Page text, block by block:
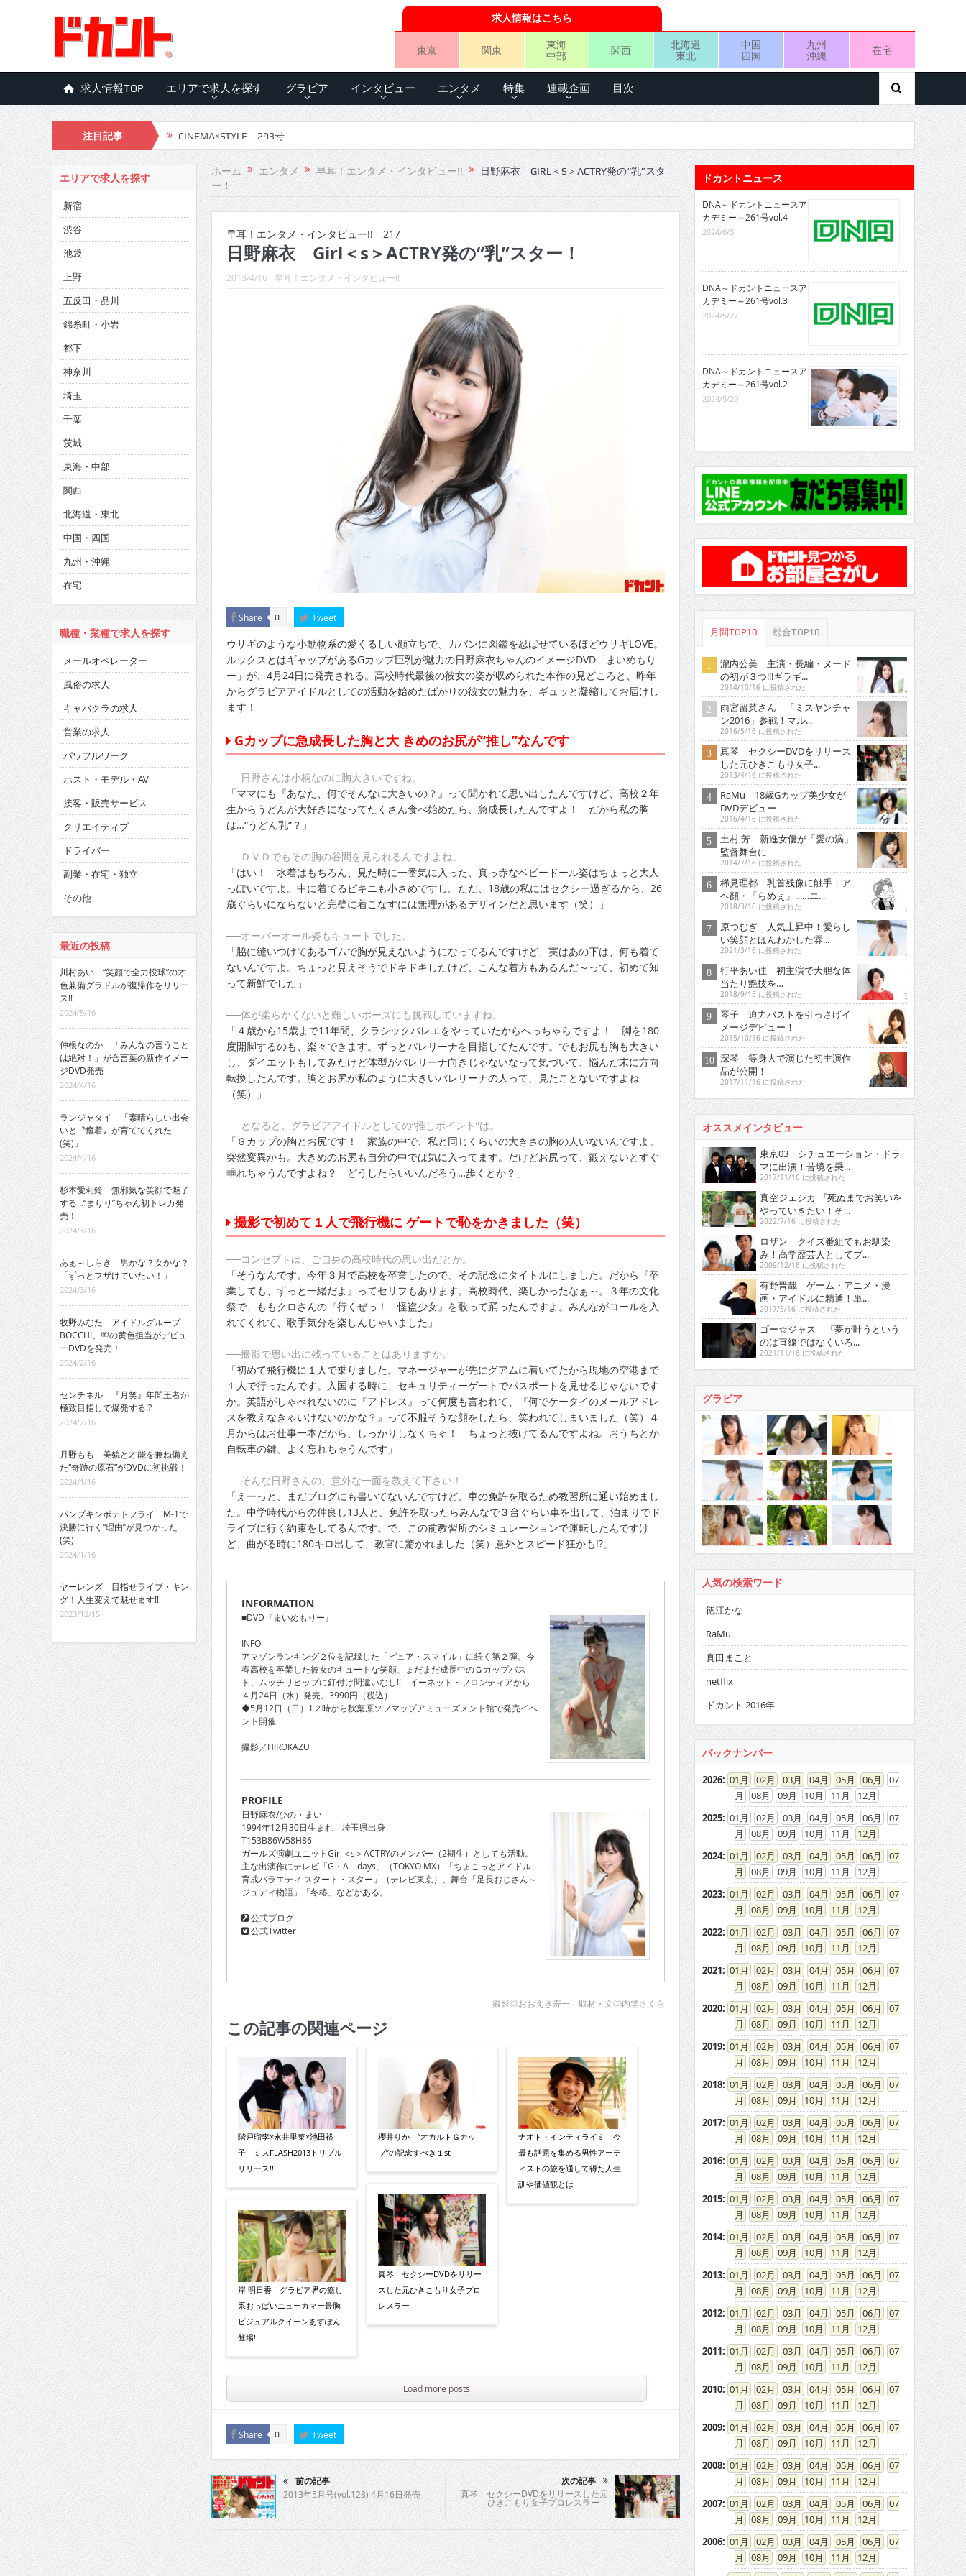
求人情報はこちら
東京 関東
東海
中部
関西
北海道
東北
中国
四国
九州
沖縄
在宅
求人情報TOP エリアで求人を探す グラビア インタビュー エンタメ 特集 連載企画 目次
注目記事 CINEMA×STYLE 293号
CINEMA×STYLE 292号
CINEMA×STYLE 291号
CINEMA×STYLE 290号
CINEMA×STYLE 289号
CINEMA×STYLE 288号
CINEMA×STYLE 286号
CINEMA×STYLE 285号
CINEMA×STYLE 294号
ホーム エンタメ 早耳！エンタメ・インタビュー!!
日野麻衣 GIRL＜S＞ACTRY発の“乳”スタ
ー！
早耳！エンタメ・インタビュー!! 217
日野麻衣 Girl＜s＞ACTRY発の“乳”スター！
2013/4/16 早耳！エンタメ・インタビュー!!
Share 0 Tweet
ウサギのような小動物系の愛くるしい顔立ちで、カバンに図鑑を忍ばせているほどウサギLOVE。
ルックスとはギャップがあるGカップ巨乳が魅力の日野麻衣ちゃんのイメージDVD「まいめもり
ー」が、4月24日に発売される。高校時代最後の彼女の姿が収められた本作の見どころと、昨年
からグラビアアイドルとしての活動を始めたばかりの彼女の魅力を、ギュッと凝縮してお届けし
ます！
Gカップに急成長した胸と大 きめのお尻が“推し”なんです
──日野さんは小柄なのに胸大きいですね。
「ママにも『あなた、何でそんなに大きいの？』って聞かれて思い出したんですけど、高校２年
生からうどんが大好きになってたくさん食べ始めたら、急成長したんですよ！ だから私の胸
は…“うどん乳”？」
──ＤＶＤでもその胸の谷間を見られるんですよね。
「はい！ 水着はもちろん、見た時に一番気に入った、真っ赤なベビードール姿はちょっと大人
っぽいですよ。中に着てるビキニも小さめですし。ただ、18歳の私にはセクシー過ぎるから、26
歳ぐらいにならないと完璧に着こなすには無理があるデザインだと思います（笑）」
──オーバーオール姿もキュートでした。
「脇に縫いつけてあるゴムで胸が見えないようになってるんですけど、実はあの下は、何も着て
ないんですよ。ちょっと見えそうでドキドキしたけど、こんな着方もあるんだ～って、初めて知
って新鮮でした」
──体が柔らかくないと難しいポーズにも挑戦していますね。
「４歳から15歳まで11年間、クラシックバレエをやっていたからへっちゃらですよ！ 脚を180
度開脚するのも、楽々できます。ずっとバレリーナを目指してたんです。でもお尻も胸も大きい
し、ダイエットもしてみたけど体型がバレリーナ向きじゃないなって気づいて、悩んだ末に方向
転換したんです。胸とお尻が私のように大きいバレリーナの人って、見たことないですよね
（笑）」
──となると、グラビアアイドルとしての“推しポイント”は。
「Ｇカップの胸とお尻です！ 家族の中で、私と同じくらいの大きさの胸の人いないんですよ。
突然変異かも。大きめのお尻も自分の中では気に入ってます。だけどお尻って、鍛えないとすぐ
垂れちゃうんですよね？ どうしたらいいんだろう…歩くとか？」
撮影で初めて１人で飛行機に ゲートで恥をかきました（笑）
──コンセプトは、ご自身の高校時代の思い出だとか。
「そうなんです。今年３月で高校を卒業したので、その記念にタイトルにしました。だから『卒
業しても、ずっと一緒だよ』ってセリフもあります。高校時代、楽しかったなぁ～。３年の文化
祭で、ももクロさんの『行くぜっ！ 怪盗少女』を歌って踊ったんですよ。みんながコールを入
れてくれて、歌手気分を楽しんじゃいました」
──撮影で思い出に残っていることはありますか。
「初めて飛行機に１人で乗りました。マネージャーが先にグアムに着いてたから現地の空港まで
１人で行ったんです。入国する時に、セキュリティーゲートでパスポートを見せるじゃないです
か。英語がしゃべれないのに『アドレス』って何度も言われて、『何でケータイのメールアドレ
スを教えなきゃいけないのかな？』って不服そうな顔をしたら、笑われてしまいました（笑）４
月からはお仕事一本だから、しっかりしなくちゃ！ ちょっと抜けてるんですよね。おうちとか
自転車の鍵、よく忘れちゃうんです」
──そんな日野さんの、意外な一面を教えて下さい！
「えーっと、まだブログにも書いてないんですけど、車の免許を取るため教習所に通い始めまし
た。中学時代からの仲良し13人と、免許を取ったらみんなで３台ぐらい車を出して、泊まりでド
ライブに行く約束をしてるんです。で、この前教習所のシミュレーションで運転したんですけ
ど、曲がる時に180キロ出して、教官に驚かれました（笑）意外とスピード狂かも!?」
INFORMATION
■DVD『まいめもりー』
INFO
アマゾンランキング２位を記録した「ピュア・スマイル」に続く第２弾。今
春高校を卒業した彼女のキュートな笑顔、まだまだ成長中のＧカップバス
ト、ムッチリヒップに釘付け間違いなし!! イーネット・フロンティアから
４月24日（水）発売。3990円（税込）
◆5月12日（日）1２時から秋葉原ソフマップアミューズメント館で発売イベ
ント開催
撮影／HIROKAZU
PROFILE
日野麻衣/ひの・まい
1994年12月30日生まれ 埼玉県出身
T153B86W58H86
ガールズ演劇ユニットGirl＜s＞ACTRYのメンバー（2期生）としても活動。
主な出演作にテレビ「G・A days」（TOKYO MX）「ちょこっとアイドル
育成バラエティ スタート・スター」（テレビ東京）、舞台「足長おじさん～
ジュディ物語」「冬椿」などがある。
公式ブログ
公式Twitter
撮影◎おおえき寿一 取材・文◎内埜さくら
この記事の関連ページ
階戸瑠李×永井里菜×池田裕
子 ミスFLASH2013トリプル
リリース!!!
岸 明日香 グラビア界の癒し
系おっぱいニューカマー最胸
ビジュアルクイーンあすぽん
登場!!
櫻井りか “オカルトＧカッ
プ”の記念すべき１st
真琴 セクシーDVDをリリー
スした元ひきこもり女子プロ
レスラー
ナオト・インティライミ 今
最も話題を集める男性アーテ
ィストの旅を通して得た人生
訓や価値観とは
Load more posts
Share 0 Tweet
前の記事
2013年5月号(vol.128) 4月16日発売
次の記事
真琴 セクシーDVDをリリースした元
ひきこもり女子プロレスラー
エリアで求人を探す
新宿
渋谷
池袋
上野
五反田・品川
錦糸町・小岩
都下
神奈川
埼玉
千葉
茨城
東海・中部
関西
北海道・東北
中国・四国
九州・沖縄
在宅
職種・業種で求人を探す
メールオペレーター
風俗の求人
キャバクラの求人
営業の求人
パワフルワーク
ホスト・モデル・AV
接客・販売サービス
クリエイティブ
ドライバー
副業・在宅・独立
その他
最近の投稿
川村あい “笑顔で全力投球”の才
色兼備グラドルが復帰作をリリー
ス!!
2024/5/16
仲根なのか 「みんなの言うこと
は絶対！」が合言葉の新作イメー
ジDVD発売
2024/4/16
ランジャタイ 「素晴らしい出会
いと〝癒着〟が育ててくれた
(笑)」
2024/4/16
杉本愛莉鈴 無邪気な笑顔で魅了
する…“まりり”ちゃん初トレカ発
売！
2024/3/16
あぁ～しらき 男かな？女かな？
「ずっとフザけていたい！」
2024/3/16
牧野みなた アイドルグループ
BOCCHI。￼の黄色担当がデビュ
ーDVDを発売！
2024/2/16
センチネル 『月笑』年間王者が
極致目指して爆発する!?
2024/2/16
月野もも 美貌と才能を兼ね備え
た“奇跡の原石”がDVDに初挑戦！
2024/1/16
パンプキンポテトフライ M-1で
決勝に行く“理由”が見つかった
(笑)
2024/1/16
ヤーレンズ 目指せライブ・キン
グ！人生変えて魅せます!!
2023/12/15
ドカントニュース
DNA～ドカントニュースア
カデミー～261号vol.4
2024/6/3
DNA～ドカントニュースア
カデミー～261号vol.3
2024/5/27
DNA～ドカントニュースア
カデミー～261号vol.2
2024/5/20
月間TOP10 総合TOP10
瀧内公美 主演・長編・ヌード
の初が３つ!!!ギラギ...
2014/10/16 に投稿された
雨宮留菜さん 「ミスヤンチャ
ン2016」参戦！マル...
2016/5/16 に投稿された
真琴 セクシーDVDをリリース
した元ひきこもり女子...
2013/4/16 に投稿された
RaMu 18歳Gカップ美少女が
DVDデビュー
2016/4/16 に投稿された
土村 芳 新進女優が「愛の渦」
監督舞台に
2014/7/16 に投稿された
稀見理都 乳首残像に触手・ア
ヘ顔・「らめぇ」……エ...
2018/3/16 に投稿された
原つむぎ 人気上昇中！愛らし
い笑顔とほんわかした雰...
2021/3/16 に投稿された
行平あい佳 初主演で大胆な体
当たり艶技を…
2018/9/15 に投稿された
琴子 迫力バストを引っさげイ
メージデビュー！
2015/10/16 に投稿された
深琴 等身大で演じた初主演作
品が公開！
2017/11/16 に投稿された
オススメインタビュー
東京03 シチュエーション・ドラ
マに出演！苦境を乗...
2017/11/16 に投稿された
真空ジェシカ 『死ぬまでお笑いを
やっていきたい！そ...
2022/7/16 に投稿された
ロザン クイズ番組でもお馴染
み！高学歴芸人としてブ...
2009/12/16 に投稿された
有野晋哉 ゲーム・アニメ・漫
画・アイドルに精通！単...
2017/5/16 に投稿された
ゴー☆ジャス 『夢が叶うという
のは直線ではなくいろ...
2021/11/16 に投稿された
グラビア
人気の検索ワード
徳江かな
RaMu
真田まこと
netflix
ドカント 2016年
バックナンバー
2026: 01 02 03 04 05 06
07
08
09 10 11
12
2025: 01 02 03 04 05 06
07
08
09 10 11
12
2024: 01 02 03 04 05 06
07
08
09 10 11
12
2023: 01 02 03 04 05 06
07
08
09 10 11
12
2022: 01 02 03 04 05 06
07
08
09 10 11
12
2021: 01 02 03 04 05 06
07
08
09 10 11
12
2020: 01 02 03 04 05 06
07
08
09 10 11
12
2019: 01 02 03 04 05 06
07
08
09 10 11
12
2018: 01 02 03 04 05 06
07
08
09 10 11
12
2017: 01 02 03 04 05 06
07
08
09 10 11
12
2016: 01 02 03 04 05 06
07
08
09 10 11
12
2015: 01 02 03 04 05 06
07
08
09 10 11
12
2014: 01 02 03 04 05 06
07
08
09 10 11
12
2013: 01 02 03 04 05 06
07
08
09 10 11
12
2012: 01 02 03 04 05 06
07
08
09 10 11
12
2011: 01 02 03 04 05 06
07
08
09 10 11
12
2010: 01 02 03 04 05 06
07
08
09 10 11
12
2009: 01 02 03 04 05 06
07
08
09 10 11
12
2008: 01 02 03 04 05 06
07
08
09 10 11
12
2007: 01 02 03 04 05 06
07
08
09 10 11
12
2006: 01 02 03 04 05 06
07
08
09 10 11
12